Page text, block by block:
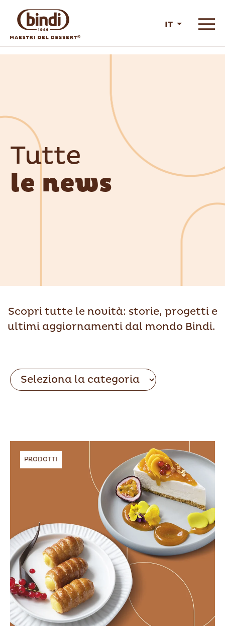
IT
Tutte
le news
Scopri tutte le novità: storie, progetti e
ultimi aggiornamenti dal mondo Bindi.
PRODOTTI